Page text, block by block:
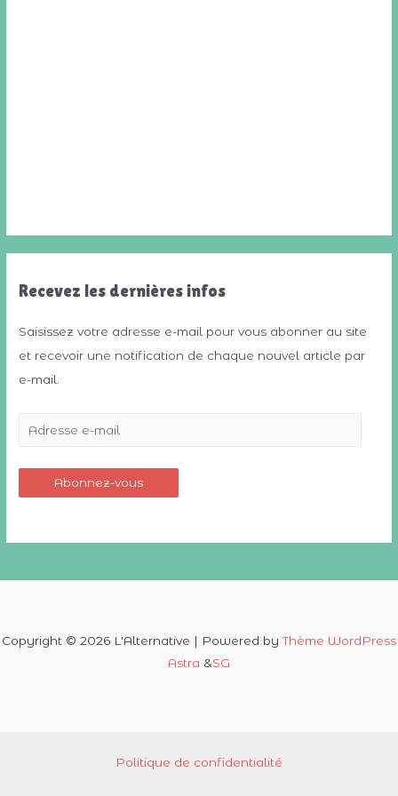
Recevez les dernières infos
Saisissez votre adresse e-mail pour vous abonner au site
et recevoir une notification de chaque nouvel article par
e-mail.
r
e
s
m
Abonnez-vous
Copyright © 2026 L'Alternative | Powered byThème WordPress
Astra &SG
Politique de confidentialité